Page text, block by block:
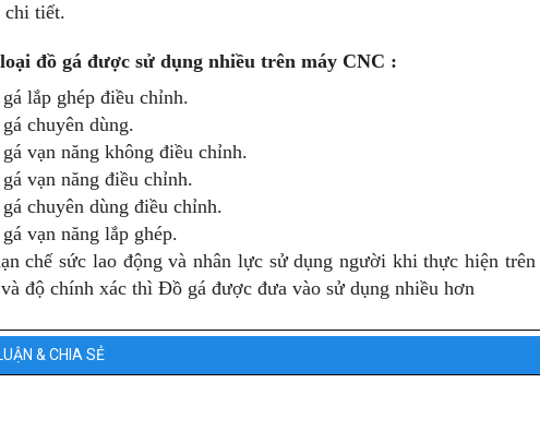
chi tiết.
đồ gá được sử dụng nhiều trên máy CNC :
lắp ghép điều chỉnh.
chuyên dùng.
vạn năng không điều chỉnh.
vạn năng điều chỉnh.
chuyên dùng điều chỉnh.
vạn năng lắp ghép.
chế sức lao động và nhân lực sử dụng người khi thực hiện
độ chính xác thì Đồ gá được đưa vào sử dụng nhiều hơn
& CHIA SẺ